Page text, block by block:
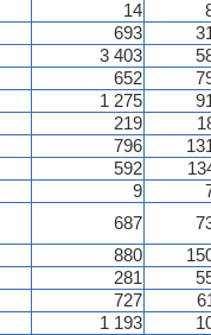
14
693
3 403
652
1 275
219
796
592
9
687
880
281
727
1 193